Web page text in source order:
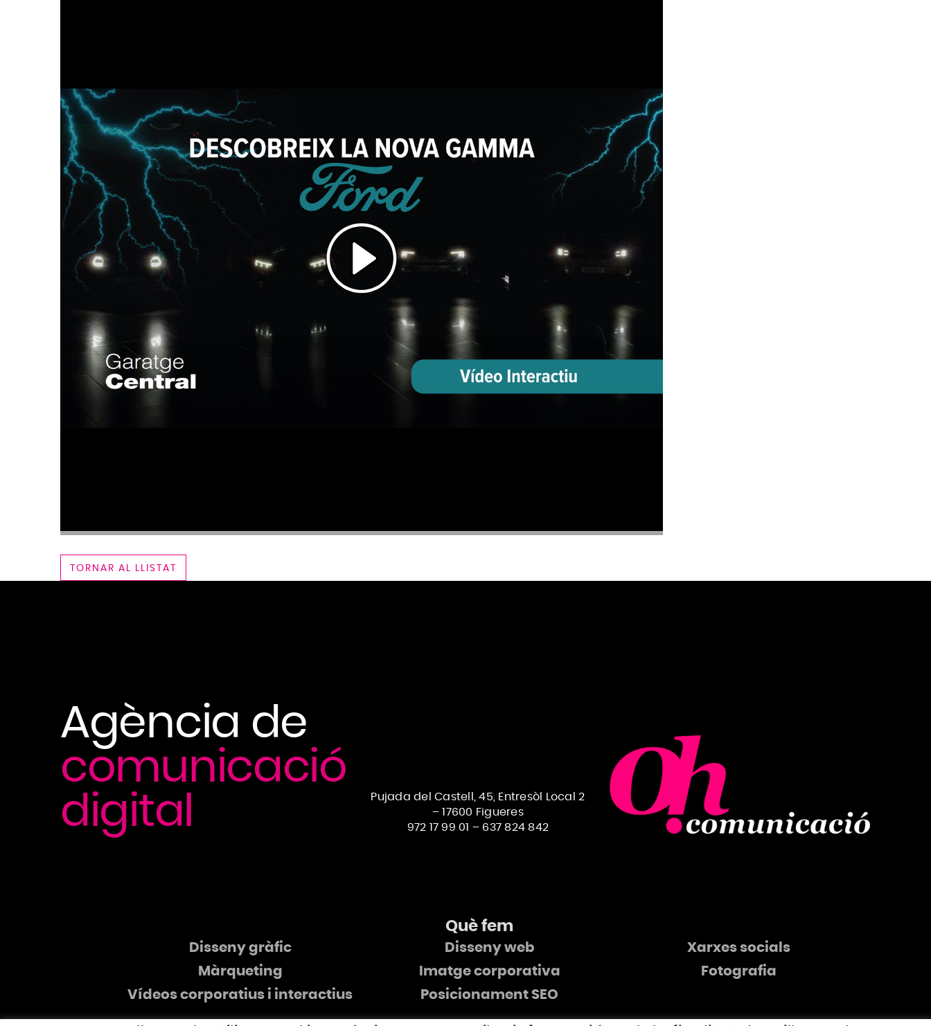
TORNAR AL LLISTAT
Agència de
comunicació
digital
Pujada del Castell, 45, Entresòl Local 2
– 17600 Figueres
972 17 99 01 – 637 824 842
Què fem
Disseny gràfic Disseny web
Xarxes socials
Màrqueting
Imatge corporativa
Fotografia
Vídeos corporatius i interactius
Posicionament SEO